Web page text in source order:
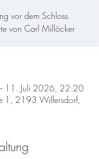
vor dem Schloss
von Carl Millöcker
11. Juli 2026, 22:20
1, 2193 Wilfersdorf,